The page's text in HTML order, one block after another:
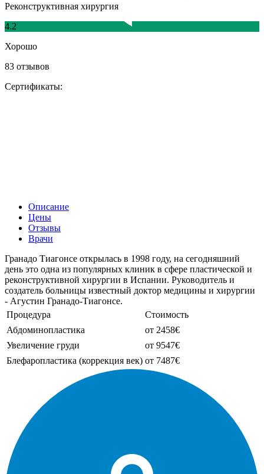
Реконструктивная хирургия
4.2
Хорошо
83 отзывов
Сертификаты:
Описание
Цены
Отзывы
Врачи
Гранадо Тиагонсе открылась в 1998 году, на сегодняшний
день это одна из популярных клиник в сфере пластической и
реконструктивной хирургии в Испании. Руководитель и
создатель больницы известный доктор медицины и хирургии
- Агустин Гранадо-Тиагонсе.
Процедура
Стоимость
Абдоминопластика
от 2458€
Увеличение груди
от 9547€
Блефаропластика (коррекция век) от 7487€